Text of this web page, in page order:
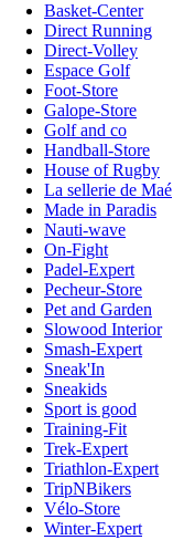
Basket-Center
Direct Running
Direct-Volley
Espace Golf
Foot-Store
Galope-Store
Golf and co
Handball-Store
House of Rugby
La sellerie de Maé
Made in Paradis
Nauti-wave
On-Fight
Padel-Expert
Pecheur-Store
Pet and Garden
Slowood Interior
Smash-Expert
Sneak'In
Sneakids
Sport is good
Training-Fit
Trek-Expert
Triathlon-Expert
TripNBikers
Vélo-Store
Winter-Expert